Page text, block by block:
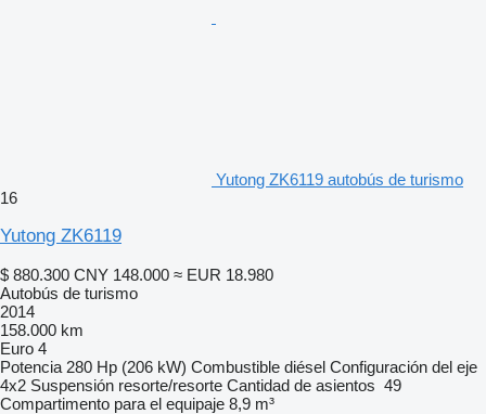
Yutong ZK6119 autobús de turismo
16
Yutong ZK6119
$ 880.300 CNY 148.000 ≈ EUR 18.980
Autobús de turismo
2014
158.000 km
Euro 4
Potencia 280 Hp (206 kW) Combustible diésel Configuración del eje
4x2 Suspensión resorte/resorte Cantidad de asientos 49
Compartimento para el equipaje 8,9 m³